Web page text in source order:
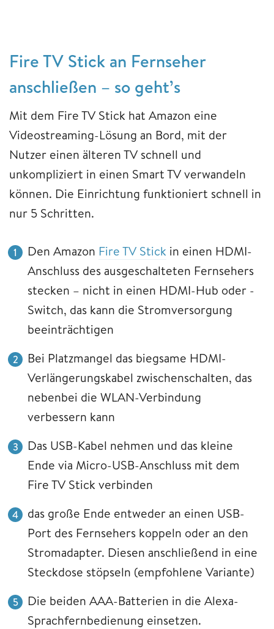
Fire TV Stick an Fernseher
anschließen – so geht’s
Mit dem Fire TV Stick hat Amazon eine
Videostreaming-Lösung an Bord, mit der
Nutzer einen älteren TV schnell und
unkompliziert in einen Smart TV verwandeln
können. Die Einrichtung funktioniert schnell in
nur 5 Schritten.
Den Amazon Fire TV Stick in einen HDMI-
Anschluss des ausgeschalteten Fernsehers
stecken – nicht in einen HDMI-Hub oder -
Switch, das kann die Stromversorgung
beeinträchtigen
Bei Platzmangel das biegsame HDMI-
Verlängerungskabel zwischenschalten, das
nebenbei die WLAN-Verbindung
verbessern kann
Das USB-Kabel nehmen und das kleine
Ende via Micro-USB-Anschluss mit dem
Fire TV Stick verbinden
das große Ende entweder an einen USB-
Port des Fernsehers koppeln oder an den
Stromadapter. Diesen anschließend in eine
Steckdose stöpseln (empfohlene Variante)
Die beiden AAA-Batterien in die Alexa-
Sprachfernbedienung einsetzen.